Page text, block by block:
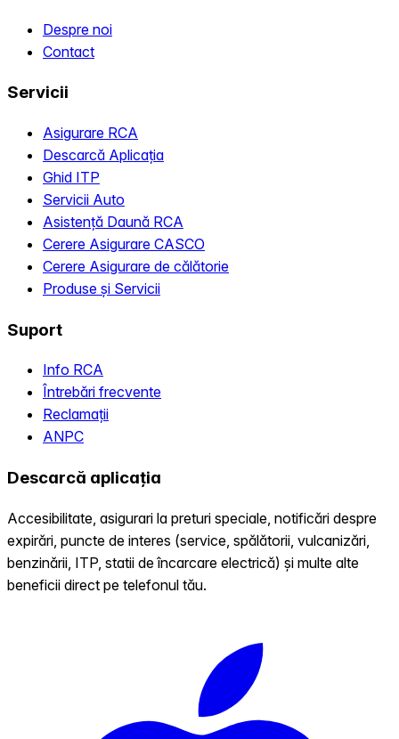
Despre noi
Contact
Servicii
Asigurare RCA
Descarcă Aplicația
Ghid ITP
Servicii Auto
Asistență Daună RCA
Cerere Asigurare CASCO
Cerere Asigurare de călătorie
Produse și Servicii
Suport
Info RCA
Întrebări frecvente
Reclamații
ANPC
Descarcă aplicația
Accesibilitate, asigurari la preturi speciale, notificări despre
expirări, puncte de interes (service, spălătorii, vulcanizări,
benzinării, ITP, statii de încarcare electrică) și multe alte
beneficii direct pe telefonul tău.